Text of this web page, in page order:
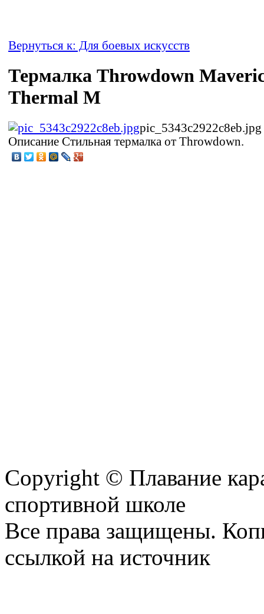
Вернуться к: Для боевых искусств
Термалка Throwdown
Thermal M
pic_5343c2922c8eb.jpg
Описание Стильная термалка от Throwdown.
Copyright © Плавание
спортивной школе
Все права защищены.
ссылкой на источник